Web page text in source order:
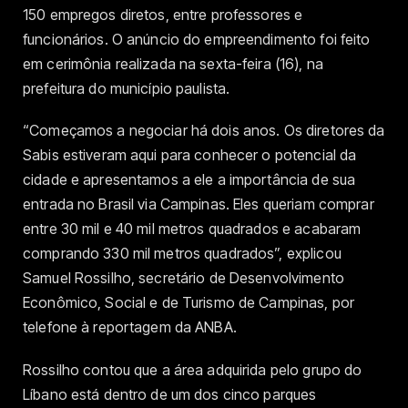
150 empregos diretos, entre professores e
funcionários. O anúncio do empreendimento foi feito
em cerimônia realizada na sexta-feira (16), na
prefeitura do município paulista.
“Começamos a negociar há dois anos. Os diretores da
Sabis estiveram aqui para conhecer o potencial da
cidade e apresentamos a ele a importância de sua
entrada no Brasil via Campinas. Eles queriam comprar
entre 30 mil e 40 mil metros quadrados e acabaram
comprando 330 mil metros quadrados”, explicou
Samuel Rossilho, secretário de Desenvolvimento
Econômico, Social e de Turismo de Campinas, por
telefone à reportagem da ANBA.
Rossilho contou que a área adquirida pelo grupo do
Líbano está dentro de um dos cinco parques